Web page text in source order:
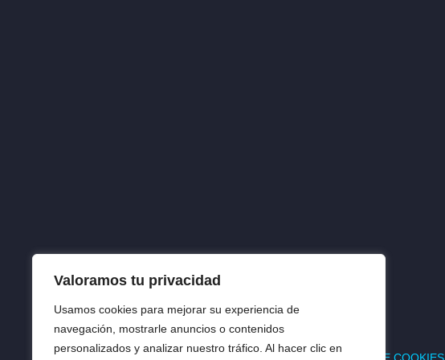
Valoramos tu privacidad
Usamos cookies para mejorar su experiencia de
navegación, mostrarle anuncios o contenidos
personalizados y analizar nuestro tráfico. Al hacer clic en